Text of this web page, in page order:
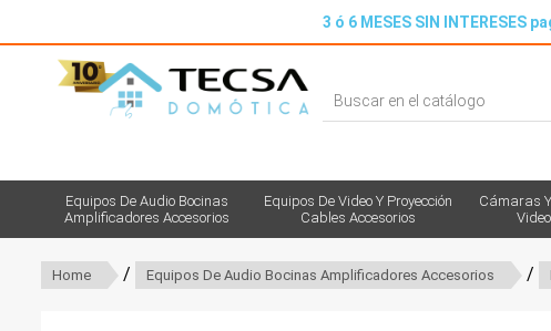
3 ó 6 MESES SIN INTERESES
Equipos De Audio Bocinas
Amplificadores Accesorios
Equipos De Video Y Proyección
Cables Accesorios
Cámaras
Home / Equipos De Audio Bocinas Amplificadores Accesorios /